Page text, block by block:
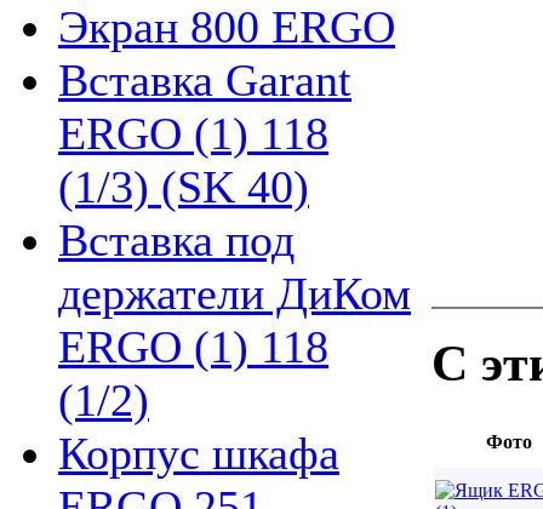
Экран 800 ERGO
Вставка Garant
ERGO (1) 118
(1/3) (SK 40)
Вставка под
держатели ДиКом
ERGO (1) 118
(1/2)
Корпус шкафа
С
Фото